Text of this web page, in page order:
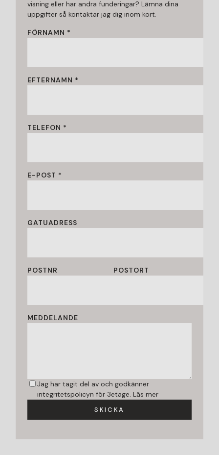
visning eller har andra funderingar? Lämna dina
uppgifter så kontaktar jag dig inom kort.
FÖRNAMN *
EFTERNAMN *
TELEFON *
E-POST *
GATUADRESS
POSTNR POSTORT
MEDDELANDE
Jag har tagit del av och godkänner
integritetspolicyn för 3etage. Läs mer
SKICKA